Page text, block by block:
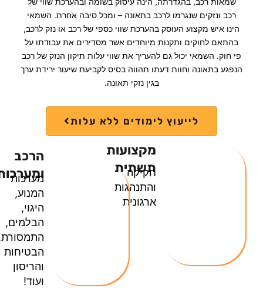
רכב ונזקים שנגרמו לרכב בתאונה – ומכל סיבה אחרת. השמאי
הינו איש מקצוע העוסק בהערכת שווי כספי של רכב או נזק לרכב,
בהתאם לחוקים ותקנות מיוחדים אשר מסדירים את עבודתו על
פי חוק. השמאי יכול גם להעריך את שווי עלות תיקון הנזק של רכב
הנפגע בתאונה וחוות דעתו תהווה בסיס לקביעת שיעור ירידת ערך
בגין נזקי תאונה.
לייעוץ לימודים ללא עלות
מקצועות
תשתית
חקיקה
והתנהגות
ארגונית
הרכב
ומערכותיו
מערכות
המנוע,
היגוי,
הבלמים,
התמסורת,
הבטיחות
והריסון
ועוד!